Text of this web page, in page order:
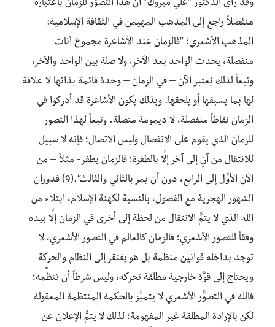
وقد رأى الدكتور “علي مبروك” أنَّ هذا التصوّر للزمان باعتباره
منفصلاً راجع إلى المذهب المهيمن في الثقافة الإسلامية:
المذهب الأشعري؛ “فالزمان عند الأشاعرة مجموع آنات
منفصلة، يحدث الواحد بعد الآخر، ولا صلة بين الواحد والآخر،
وتبعاً لذلك يُعتبر الآن – في الزمان – وحدة قائمة بذاتها لا علاقة
لها بما يسبقها أو يلحقها. وبذلك يكون الأشاعرة قد أدركوا في
الزمان نقاطاً منفصلة، لا ديمومة متصلة. وتبعاً لهذا التصور
للزمان الذي يقوم على الانفصال وليس الاتصال؛ فإنه لا سبيل
للانتقال من آنٍ إلى آخر إلَّا بالطفرة؛ فالزمان يطفر- مثلاً – من
الآن الأوَّل إلى الرابع، دون أن يمر بالثاني والثالث”.(9) فدوران
الشهور الهجرية مع الفصول، بالنسبة لكهنة الإسلام، ابتلاء من
الله الذي لا يتمُّ الانتقال من لحظة إلى أخرى في الزمان إلَّا بيده
وفقاً للتصور الأشعري؛ فالزمان كالعالم في التصور الأشعري، لا
توجد بداخله قوانين منظمة بل هو يفتقر إلى النظام والحركة
ويحتاج إلى قوَّة خارجية مطلقة تحركه، وليس شرطاً أن تنظِّمه؛
فالله في التصوُّر الأشعري لا يتميَّز بالحكمة المنتظمة المعقولة
لكن بالإرادة المطلقة غير المفهومة؛ لذلك لا يتمُّ الإعلان عن